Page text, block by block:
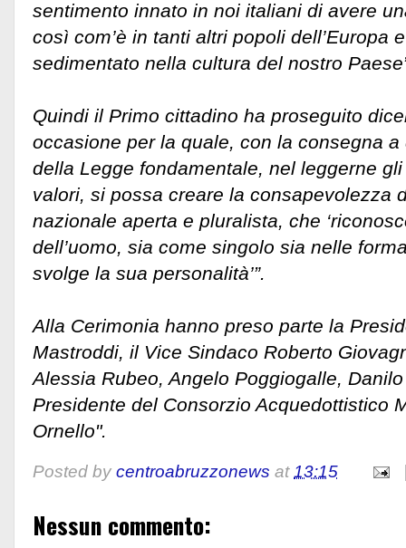
sentimento innato in noi italiani di avere
così com’è in tanti altri popoli dell’Europa
sedimentato nella cultura del nostro
Quindi il Primo cittadino ha proseguito
occasione per la quale, con la consegna
della Legge fondamentale, nel leggerne
valori, si possa creare la consapevolezza
nazionale aperta e pluralista, che
dell’uomo, sia come singolo sia nelle
svolge la sua personalità’”.
Alla Cerimonia hanno preso parte la
Mastroddi, il Vice Sindaco Roberto
Alessia Rubeo, Angelo Poggiogalle,
Presidente del Consorzio Acquedottistico
Ornello".
Posted by centroabruzzonews at13:15
Nessun commento: